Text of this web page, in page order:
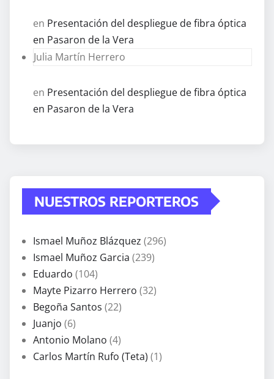
en Presentación del despliegue de fibra óptica
en Pasaron de la Vera
Julia Martín Herrero
en Presentación del despliegue de fibra óptica
en Pasaron de la Vera
NUESTROS REPORTEROS
Ismael Muñoz Blázquez (296)
Ismael Muñoz Garcia (239)
Eduardo (104)
Mayte Pizarro Herrero (32)
Begoña Santos (22)
Juanjo (6)
Antonio Molano (4)
Carlos Martín Rufo (Teta) (1)